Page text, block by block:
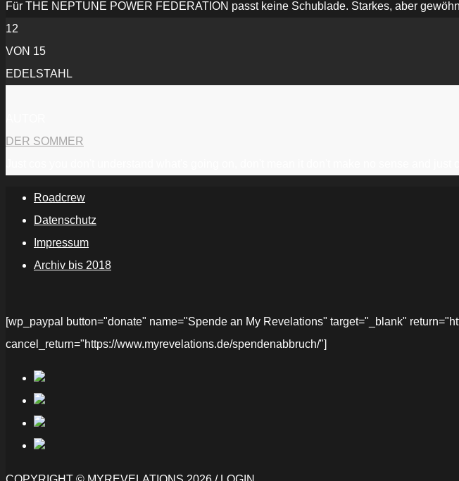
YouTube
anzeigen
Für THE NEPTUNE POWER FEDERATION passt keine Schublade. Starkes, aber
12
VON 15
EDELSTAHL
DER SOMMER
Roadcrew
Datenschutz
Impressum
Archiv bis 2018
[wp_paypal button="donate" name="Spende an My Revelations" target="_blank"
cancel_return="https://www.myrevelations.de/spendenabbruch/"]